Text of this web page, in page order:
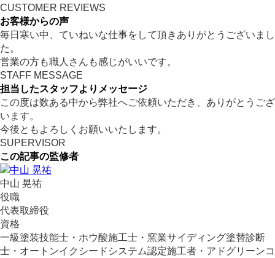
CUSTOMER REVIEWS
お客様からの声
毎日寒い中、ていねいな仕事をして頂きありがとうございまし
た。
営業の方も職人さんも感じがいいです。
STAFF MESSAGE
担当したスタッフよりメッセージ
この度は数ある中から弊社へご依頼いただき、ありがとうござ
います。
今後ともよろしくお願いいたします。
SUPERVISOR
この記事の監修者
中山 晃祐
役職
代表取締役
資格
一級塗装技能士・ホウ酸施工士・窯業サイディング塗替診断
士・オートンイクシードシステム認定施工者・アドグリーンコ